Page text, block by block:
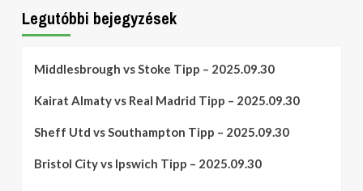
Legutóbbi bejegyzések
Middlesbrough vs Stoke Tipp – 2025.09.30
Kairat Almaty vs Real Madrid Tipp – 2025.09.30
Sheff Utd vs Southampton Tipp – 2025.09.30
Bristol City vs Ipswich Tipp – 2025.09.30